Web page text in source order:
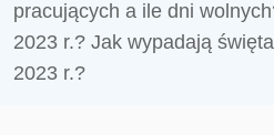
pracujących a ile dni
2023 r.? Jak wypadają
2023 r.?